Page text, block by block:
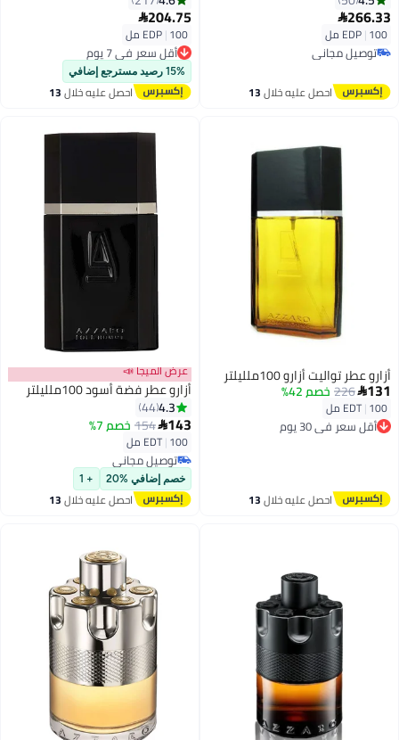
266.33
EDP|100 مل
توصيل مجاني
احصل عليه خلال13
204.75
EDP|100 ملأقل سعر في 7 يوم
توصيل مجاني
أقل سعر في 7 يوم
15% رصيد مسترجع إضافي
احصل عليه خلال13
أزارو عطر تواليت أزارو 100ملليلتر
131
226 خصم 42%
EDT|100 ملأقل سعر في 30 يوم
توصيل مجاني
احصل عليه خلال13
عرض الميجا 📣
أزارو عطر فضة أسود 100ملليلتر
4.3
44
143
154 خصم 7%
EDT|100 مل
توصيل مجاني
توصيل مجاني
خصم إضافي %20 + 1
احصل عليه خلال13